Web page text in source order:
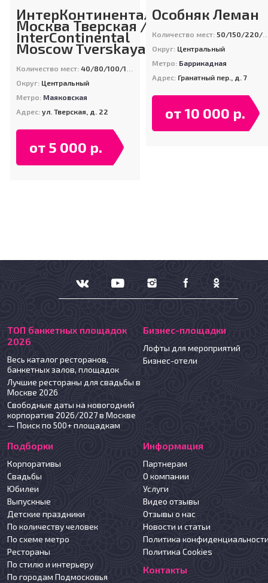
ИнтерКонтиненталь
Москва Тверская /
InterContinental
Moscow Tverskaya
Количество мест:40/80/100/160
Округ: Центральный
Метро: Маяковская
Адрес:ул. Тверская, д. 22
от 5 000 р.
Особняк Леман
Количество мест: 50/150/220/300
Округ: Центральный
Метро: Баррикадная
Адрес: Гранатный пер., д. 7
от 10 000 р.
ТОП банкетных площадок
2026
Весь каталог ресторанов,
банкетных залов, площадок
Лучшие рестораны для свадьбы в
Москве 2026
Свободные даты на новогодний
корпоратив 2026/2027 в Москве
— Поиск по 500+ площадкам
Бизнес-площадки
Лофты для мероприятий
Бизнес-отели
Подборки
Корпоративы
Свадьбы
Юбилеи
Выпускные
Детские праздники
По количеству человек
По схеме метро
Рестораны
По стилю и интерьеру
По городам Подмосковья
Информация
Партнерам
О компании
Услуги
Видео отзывы
Отзывы о нас
Новости и статьи
Политика
Политика Cookies
Контакты